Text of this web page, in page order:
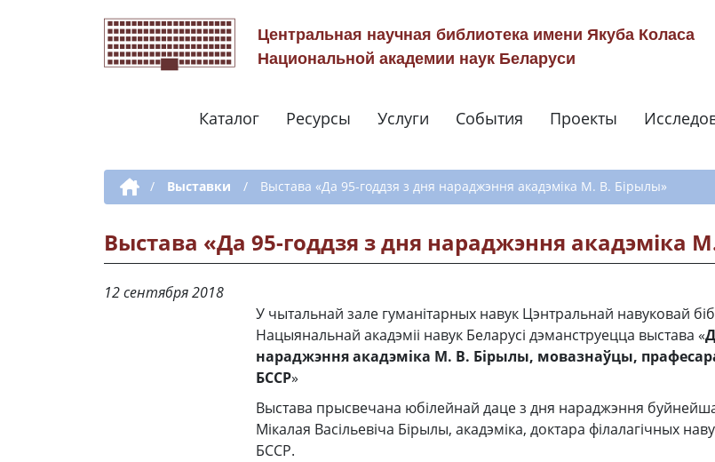
Центральная научная библиотека имени Якуба Коласа
Национальной академии наук Беларуси
Каталог Ресурсы Услуги События Проекты
Дополнительная навигация
/ Выставки / Выстава «Да 95-годдзя з дня нараджэння акадэміка М. В. Бірылы»
Выстава «Да 95-годдзя з дня нараджэння акадэміка
12 сентября 2018
У чытальнай зале гуманітарных навук Цэнтральнай навуковай
Нацыянальнай акадэміі навук Беларусі дэманструецца выстава «
нараджэння акадэміка М. В. Бірылы, мовазнаўцы,
БССР»
Выстава прысвечана юбілейнай даце з дня нараджэння
Мікалая Васільевіча Бірылы, акадэміка, доктара філалагічных
БССР.